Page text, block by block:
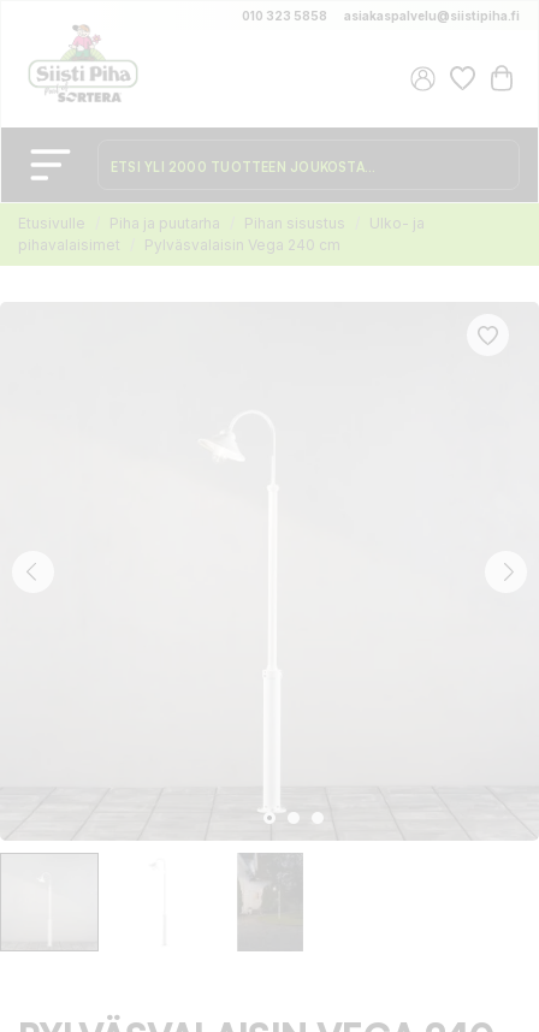
010 323 5858 asiakaspalvelu@siistipiha.fi
Etusivulle Piha ja puutarha Pihan sisustus
Ulko- ja
pihavalaisimet
Pylväsvalaisin Vega 240 cm